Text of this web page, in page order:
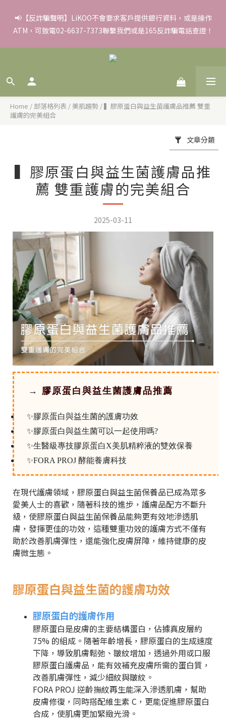
✨滿額好禮 ➊滿９９９贈▸彈力保濕面膜/盒 ➋滿１８８８贈▸蒸氣
熱敷眼罩/盒 ❸滿３３８８贈▸積雪草柔敏舒緩水凝霜EX/瓶
📢【反詐騙聲明】LiKOO不會要求客戶提供銀行資料，或是操作
ATM，可致電02-6637-7373聯繫我們或是165反詐騙電話查證！
✨滿額好禮 ➊滿９９９贈▸彈力保濕面膜/盒 ➋滿１８８８贈▸蒸氣
熱敷眼罩/盒 ❸滿３３８８贈▸積雪草柔敏舒緩水凝霜EX/瓶
Home / 部落格列表 / 美肌趨勢 /▍膠原蛋白與益生菌護膚品推薦 雙重
護膚的完美組合
文章分類
▍膠原蛋白與益生菌護膚品推
薦 雙重護膚的完美組合
2025-03-11
→ 膠原蛋白與益生菌護膚品推薦
✨膠原蛋白與益生菌的護膚功效
✨膠原蛋白與益生菌可以一起使用嗎?
✨生醫級專技膠原蛋白X美肌精粹液的雙效保養
✨FORA PROJ 酵能養膚科技
在現代護膚領域，膠原蛋白與益生菌保養品已成為眾多
愛美人士的喜歡，隨著科技的進步，護膚品配方不斷升
級，使膠原蛋白與益生菌保養品能夠更有效地滲透肌
膚，發揮更佳的功效，這種雙重功效的護膚方式不僅有
助於改善肌膚彈性，還能強化皮膚屏障，維持健康的皮
膚微生態。
膠原蛋白與益生菌的護膚功效
膠原蛋白的護膚作用
膠原蛋白是皮膚的主要結構蛋白，佔據真皮層約
75% 的組成。隨著年齡增長，膠原蛋白的生成速度
下降，導致肌膚鬆弛、皺紋增加，透過外用或口服
膠原蛋白護膚品，能有效補充皮膚所需的蛋白質，
改善肌膚彈性，減少細紋與皺紋。
FORA PROJ 逆齡撫紋再生能深入滲透肌膚，幫助
皮膚修復，同時搭配維生素 C，更能促進膠原蛋白
合成，使肌膚更加緊緻光滑。